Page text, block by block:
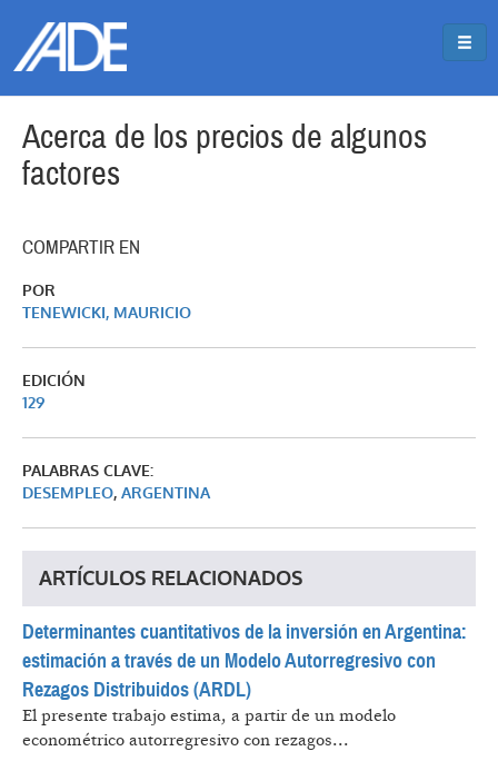
Acerca de los precios de algunos
factores
COMPARTIR EN
POR
TENEWICKI, MAURICIO
EDICIÓN
129
PALABRAS CLAVE:
DESEMPLEO, ARGENTINA
ARTÍCULOS RELACIONADOS
Determinantes cuantitativos de la inversión en Argentina:
estimación a través de un Modelo Autorregresivo con
Rezagos Distribuidos (ARDL)
El presente trabajo estima, a partir de un modelo
econométrico autorregresivo con rezagos...